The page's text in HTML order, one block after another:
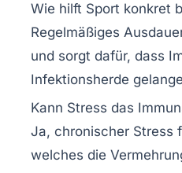
Wie hilft Sport konkret
Regelmäßiges
und sorgt dafür, dass
Infektionsherde
Kann Stress das
Ja, chronischer Stress
welches die